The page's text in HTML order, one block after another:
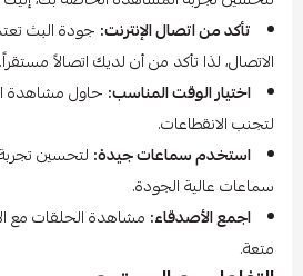
تأكد من اتصال الإنترنت: جودة البث
الاتصال، لذا تأكد من أن لديك اتصالاً مستقراً.
اختيار الوقت المناسب: حاول مشاهدة
لتجنب الانقطاعات.
استخدم سماعات جيدة: لتحسين
سماعات عالية الجودة.
اجمع الأصدقاء: مشاهدة الحلقات مع
متعة.